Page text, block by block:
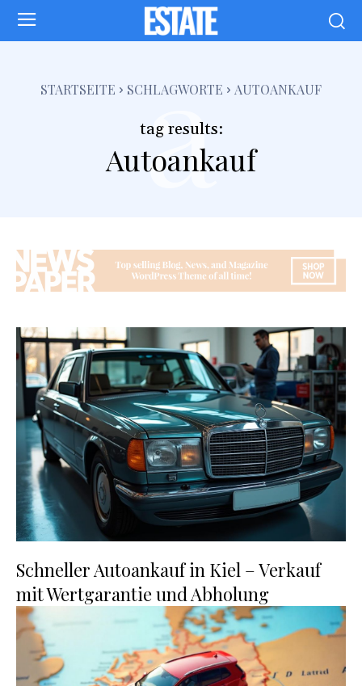
STARTSEITE SCHLAGWORTE AUTOANKAUF
tag results:
Autoankauf
a
Schneller Autoankauf in Kiel – Verkauf
mit Wertgarantie und Abholung